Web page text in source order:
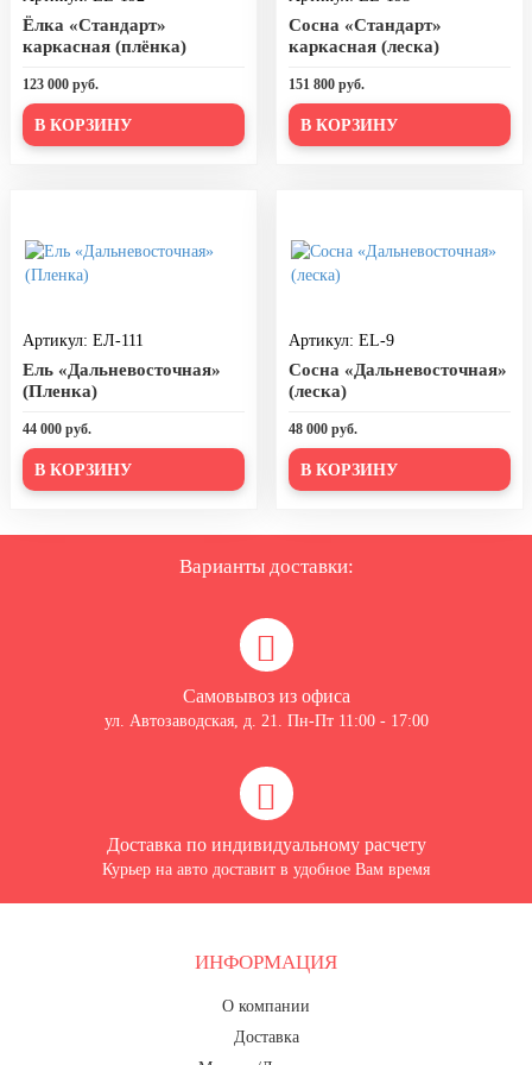
20 декабря, День работника органов
безопасности
Рождество Христово
14 февраля, День Святого
15 февраля, День памяти о
Масленица
23 февраля, День защитника
Отечества
1 марта, День Бабушек
8 марта, Международный женский
12 апреля, День космонавтики
18 апреля, Дни исторического и
культурного наследия
Ёлка «Стандарт»
каркасная (плёнка)
123 000 руб.
В КОРЗИНУ
Сосна «Стандарт»
каркасная (леска)
151 800 руб.
В КОРЗИНУ
Артикул: ЕЛ-111
Ель «Дальневосточная»
(Пленка)
44 000 руб.
В КОРЗИНУ
Артикул: EL-9
Сосна «Дальневосточная»
(леска)
48 000 руб.
В КОРЗИНУ
Варианты доставки:
Самовывоз из офиса
ул. Автозаводская, д. 21. Пн-Пт 11:00 - 17:00
Доставка по индивидуальному расчету
Курьер на авто доставит в удобное Вам время
ИНФОРМАЦИЯ
О компании
Доставка